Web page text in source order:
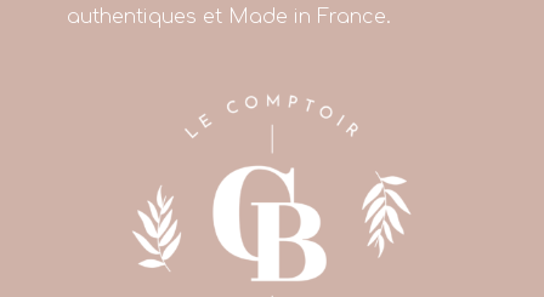
authentiques et Made in France.